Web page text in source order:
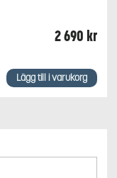
2 690 kr
Lägg till i varukorg